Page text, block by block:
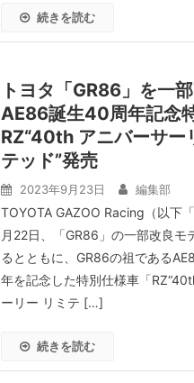
続きを読む
トヨタ「GR86」を一部
AE86誕生40周年記念
RZ“40th アニバーサー
テッド”発売
2023年9月23日 編集部
TOYOTA GAZOO Racing（以下
月22日、「GR86」の一部改良モ
るとともに、GR86の祖である
年を記念した特別仕様車「
ーリー リミテ […]
続きを読む